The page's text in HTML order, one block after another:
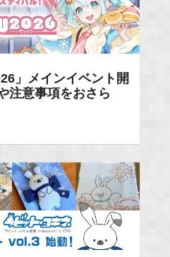
」メインイベント開
注意事項をおさら